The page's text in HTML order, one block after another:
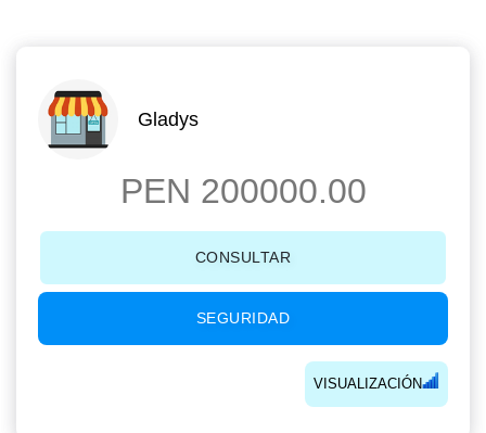
Gladys
PEN 200000.00
CONSULTAR
SEGURIDAD
VISUALIZACIÓN